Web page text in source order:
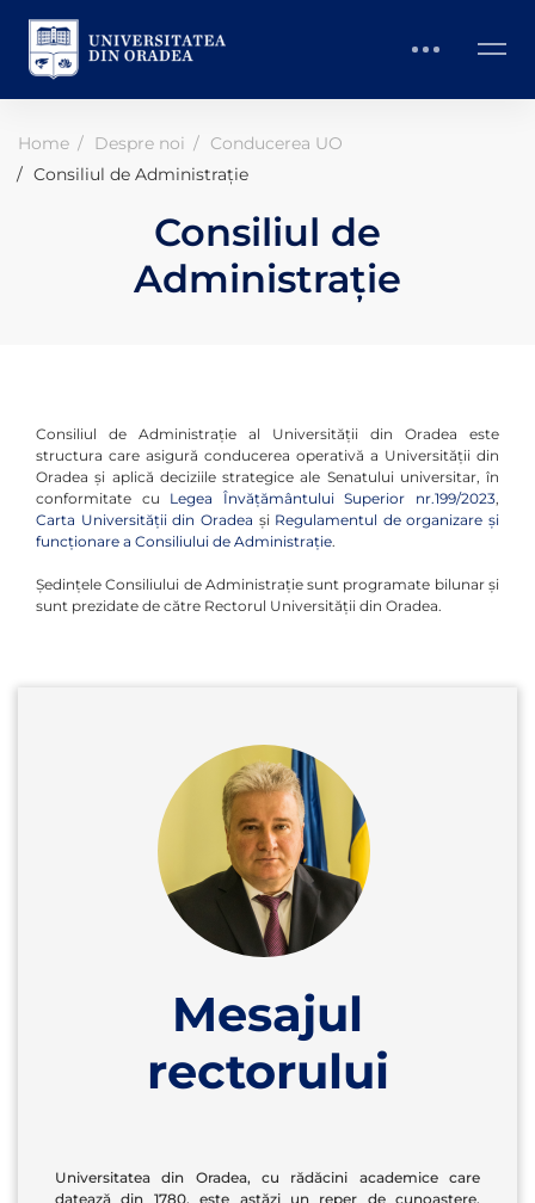
Home Despre noi
Conducerea UO
Consiliul de Administrație
Consiliul de
Administrație
Consiliul de Administraţie al Universităţii din Oradea este
structura care asigură conducerea operativă a Universităţii din
Oradea şi aplică deciziile strategice ale Senatului universitar, în
conformitate cu Legea Învățământului Superior nr.199/2023,
Carta Universităţii din Oradea şi Regulamentul de organizare şi
funcţionare a Consiliului de Administraţie.
Şedinţele Consiliului de Administraţie sunt programate bilunar şi
sunt prezidate de către Rectorul Universităţii din Oradea.
Mesajul
rectorului
Universitatea din Oradea, cu rădăcini academice care
datează din 1780, este astăzi un reper de cunoaștere,